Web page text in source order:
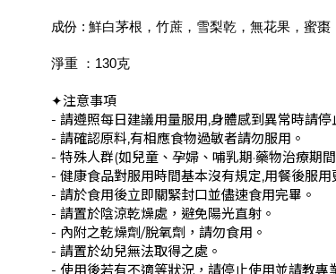
成份 : 鮮白茅根，竹蔗，雪梨乾，無花果，蜜棗
淨重 ：130克
✦注意事項
- 請遵照每日建議用量服用,身體感到異常時請停
- 請確認原料,有相應食物過敏者請勿服用。
- 特殊人群(如兒童、孕婦、哺乳期·藥物治療期
- 健康食品對服用時間基本沒有規定,用餐後服用
- 請於食用後立即關緊封口並儘速食用完畢。
- 請置於陰涼乾燥處，避免陽光直射。
- 內附之乾燥劑/脫氧劑，請勿食用。
- 請置於幼兒無法取得之處。
- 使用後若有不適等狀況，請停止使用並請教專